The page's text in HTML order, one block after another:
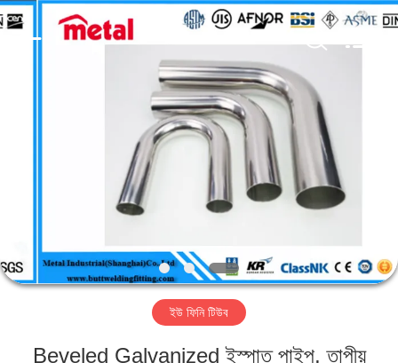
কারখানা
TOBO
STEEL
GROUP
ইউ ফিনি টিউব
Beveled Galvanized ইস্পাত পাইপ, তাপীয়